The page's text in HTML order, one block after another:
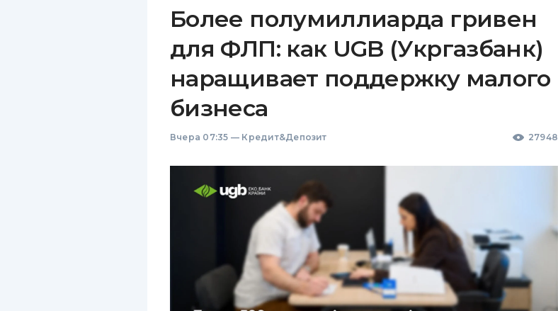
Более полумиллиарда гривен
для ФЛП: как UGB (Укргазбанк)
наращивает поддержку малого
бизнеса
Вчера 07:35 — Кредит&Депозит 27948